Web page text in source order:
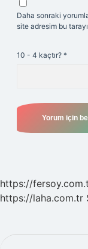
Daha sonraki
site adresim bu
10 - 4 kaçtır? *
https://
https://laha.com.tr